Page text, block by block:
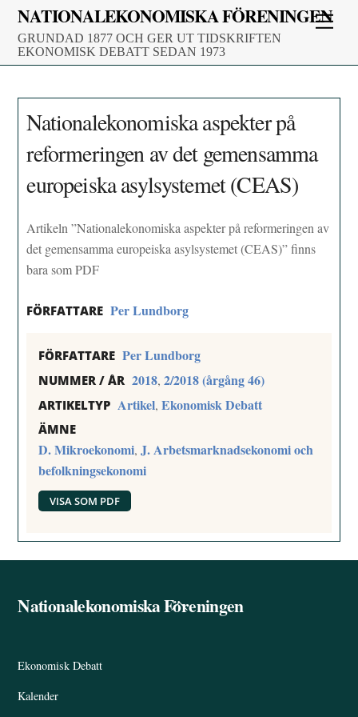
Skip
content
NATIONALEKONOMISKA FÖRENINGEN
GRUNDAD 1877 OCH GER UT TIDSKRIFTEN
EKONOMISK DEBATT SEDAN 1973
Nationalekonomiska aspekter på
reformeringen av det gemensamma
europeiska asylsystemet (CEAS)
Artikeln ”Nationalekonomiska aspekter på reformeringen av
det gemensamma europeiska asylsystemet (CEAS)” finns
bara som PDF
FÖRFATTARE Per Lundborg
FÖRFATTARE Per Lundborg
NUMMER / ÅR 2018,2/2018 (årgång 46)
ARTIKELTYP Artikel,Ekonomisk Debatt
ÄMNE
D. Mikroekonomi,J. Arbetsmarknadsekonomi och
befolkningsekonomi
VISA SOM PDF
Back
Nationalekonomiska Föreningen
Ekonomisk Debatt
Kalender